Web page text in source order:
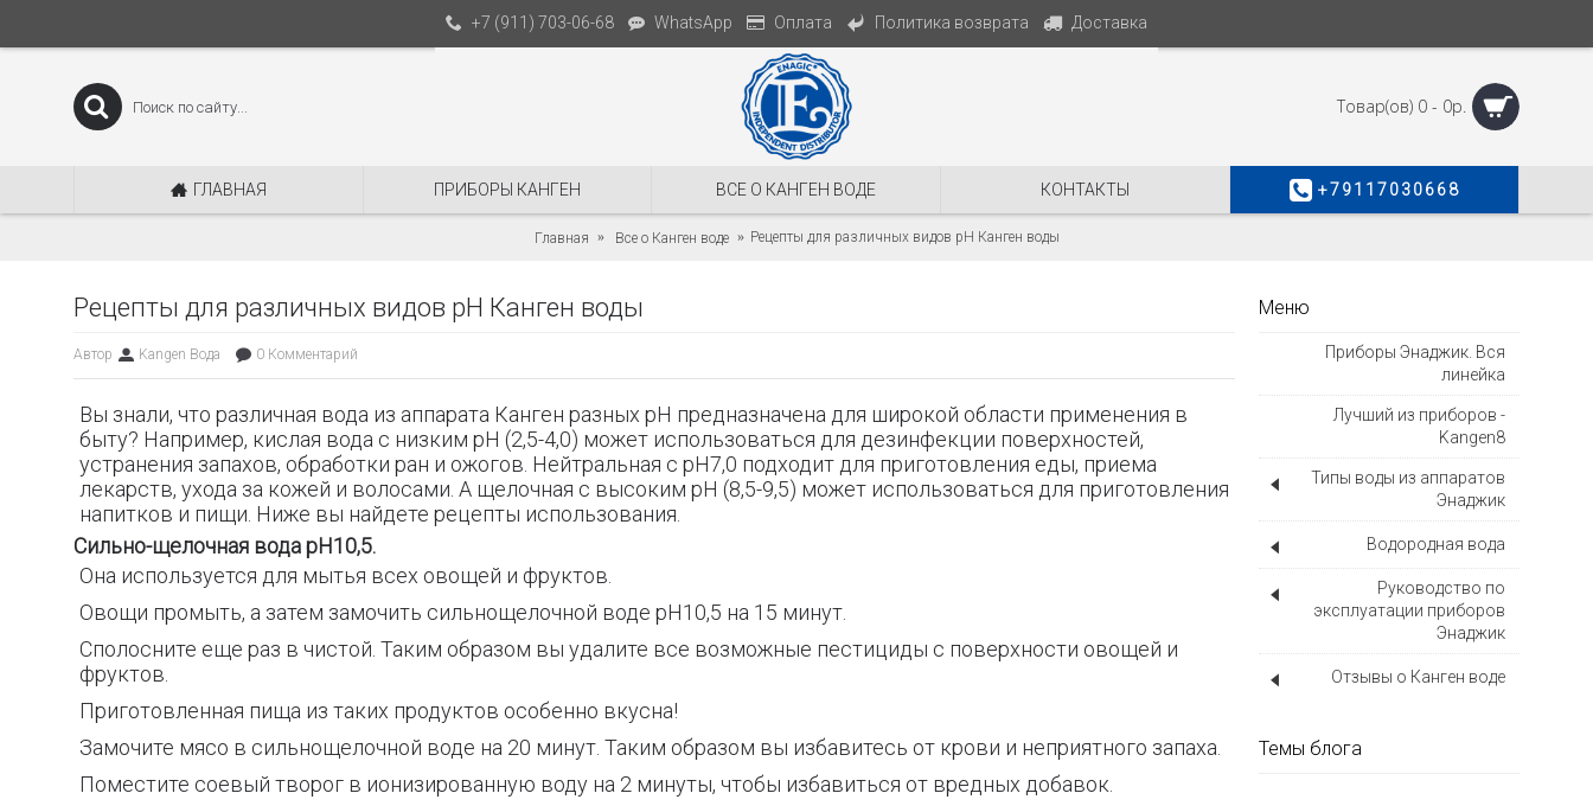
+7 (911) 703-06-68 WhatsApp Оплата Политика возврата Доставка
Товар(ов) 0 - 0р.
ГЛАВНАЯ ПРИБОРЫ КАНГЕН ВСЕ О КАНГЕН ВОДЕ КОНТАКТЫ +79117030668
Главная Все о Канген воде Рецепты для различных видов pH Канген воды
Меню
Приборы Энаджик. Вся
линейка
Лучший из приборов -
Kangen8
Типы воды из аппаратов
Энаджик
Водородная вода
Руководство по
эксплуатации приборов
Энаджик
Отзывы о Канген воде
Темы блога
Рецепты для различных видов pH Канген воды
Автор Kangen Вода 0 Комментарий
Вы знали, что различная вода из аппарата Канген разных pH предназначена для широкой области применения в
быту? Например, кислая вода с низким pH (2,5-4,0) может использоваться для дезинфекции поверхностей,
устранения запахов, обработки ран и ожогов. Нейтральная с pH7,0 подходит для приготовления еды, приема
лекарств, ухода за кожей и волосами. А щелочная с высоким pH (8,5-9,5) может использоваться для приготовления
напитков и пищи. Ниже вы найдете рецепты использования.
Сильно-щелочная вода pH10,5.
Она используется для мытья всех овощей и фруктов.
Овощи промыть, а затем замочить сильнощелочной воде pH10,5 на 15 минут.
Сполосните еще раз в чистой. Таким образом вы удалите все возможные пестициды с поверхности овощей и
фруктов.
Приготовленная пища из таких продуктов особенно вкусна!
Замочите мясо в сильнощелочной воде на 20 минут. Таким образом вы избавитесь от крови и неприятного запаха.
Поместите соевый творог в ионизированную воду на 2 минуты, чтобы избавиться от вредных добавок.